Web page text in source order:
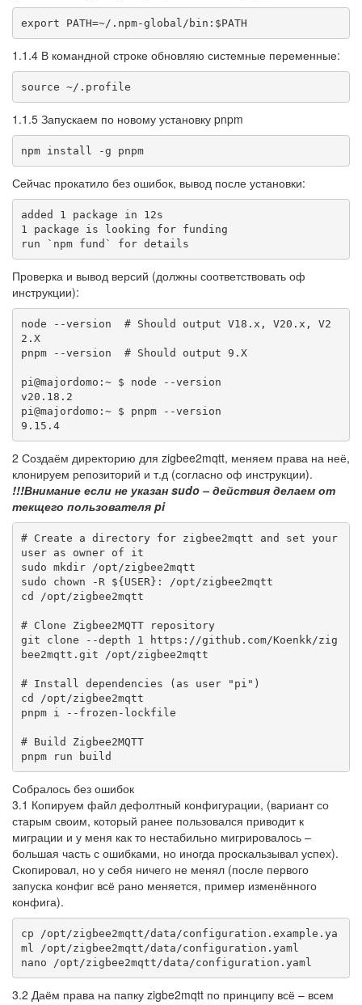
export PATH=~/.npm-global/bin:$PATH
1.1.4 В командной строке обновляю системные переменные:
source ~/.profile
1.1.5 Запускаем по новому установку pnpm
npm install -g pnpm
Сейчас прокатило без ошибок, вывод после установки:
added 1 package in 12s
1 package is looking for funding
run `npm fund` for details
Проверка и вывод версий (должны соответствовать оф
инструкции):
node --version  # Should output V18.x, V20.x, V2
2.X
pnpm --version  # Should output 9.X
pi@majordomo:~ $ node --version
v20.18.2
pi@majordomo:~ $ pnpm --version
9.15.4
2 Создаём директорию для zigbee2mqtt, меняем права на неё,
клонируем репозиторий и т.д (согласно оф инструкции).
!!!Внимание если не указан sudo – действия делаем от
текщего пользователя pi
# Create a directory for zigbee2mqtt and set your
user as owner of it
sudo mkdir /opt/zigbee2mqtt
sudo chown -R ${USER}: /opt/zigbee2mqtt
cd /opt/zigbee2mqtt
# Clone Zigbee2MQTT repository
git clone --depth 1 https://github.com/Koenkk/zig
bee2mqtt.git /opt/zigbee2mqtt
# Install dependencies (as user "pi")
cd /opt/zigbee2mqtt
pnpm i --frozen-lockfile
# Build Zigbee2MQTT
pnpm run build
Собралось без ошибок
3.1 Копируем файл дефолтный конфигурации, (вариант со
старым своим, который ранее пользовался приводит к
миграции и у меня как то нестабильно мигрировалось –
большая часть с ошибками, но иногда проскальзывал успех).
Скопировал, но у себя ничего не менял (после первого
запуска конфиг всё рано меняется, пример изменённого
конфига).
cp /opt/zigbee2mqtt/data/configuration.example.ya
ml /opt/zigbee2mqtt/data/configuration.yaml
nano /opt/zigbee2mqtt/data/configuration.yaml
3.2 Даём права на папку zigbe2mqtt по принципу всё – всем